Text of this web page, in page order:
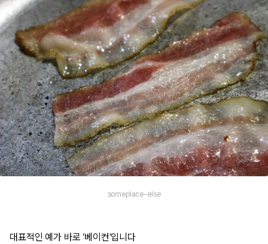
someplace-else
대표적인 예가 바로 ‘베이컨’입니다